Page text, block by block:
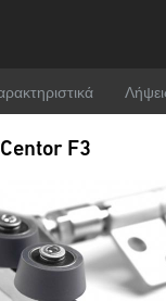
F3
DACH και BeNeLux
Βόρεια Αμερική